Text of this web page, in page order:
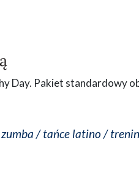
Day. Pakiet standardowy
/ tańce latino /